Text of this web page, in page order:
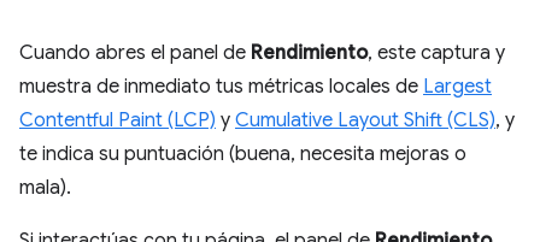
Cuando abres el panel de Rendimiento, este captura y
muestra de inmediato tus métricas locales de Largest
Contentful Paint (LCP) y Cumulative Layout Shift (CLS), y
te indica su puntuación (buena, necesita mejoras o
mala).